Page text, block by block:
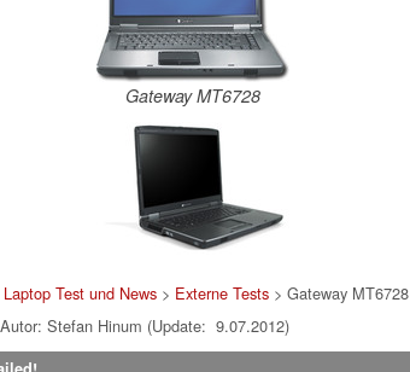
Gateway MT6728
Test und News> Externe Tests> Gateway MT6728
Autor: Stefan Hinum (Update: 9.07.2012)